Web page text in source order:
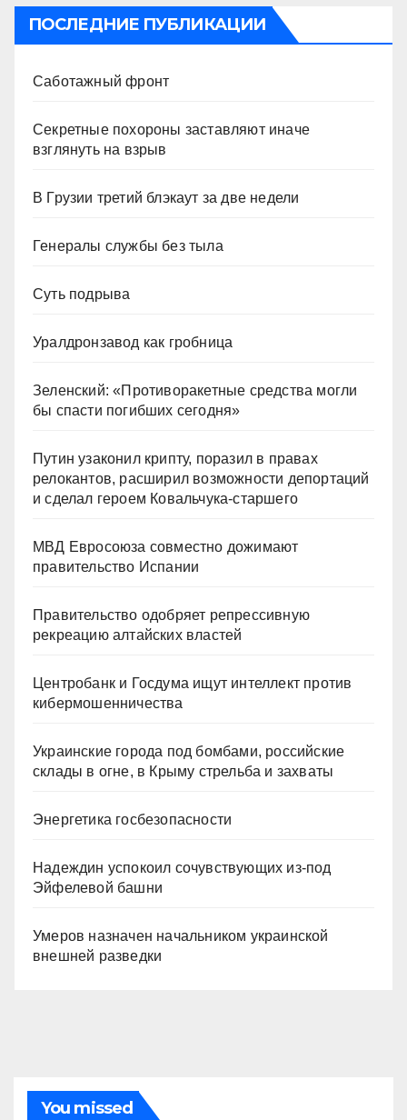
ПОСЛЕДНИЕ ПУБЛИКАЦИИ
Саботажный фронт
Секретные похороны заставляют иначе
взглянуть на взрыв
В Грузии третий блэкаут за две недели
Генералы службы без тыла
Суть подрыва
Уралдронзавод как гробница
Зеленский: «Противоракетные средства могли
бы спасти погибших сегодня»
Путин узаконил крипту, поразил в правах
релокантов, расширил возможности депортаций
и сделал героем Ковальчука-старшего
МВД Евросоюза совместно дожимают
правительство Испании
Правительство одобряет репрессивную
рекреацию алтайских властей
Центробанк и Госдума ищут интеллект против
кибермошенничества
Украинские города под бомбами, российские
склады в огне, в Крыму стрельба и захваты
Энергетика госбезопасности
Надеждин успокоил сочувствующих из-под
Эйфелевой башни
Умеров назначен начальником украинской
внешней разведки
You missed